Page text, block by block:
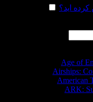
اید؟
Age of
Airships:
American
ARK: